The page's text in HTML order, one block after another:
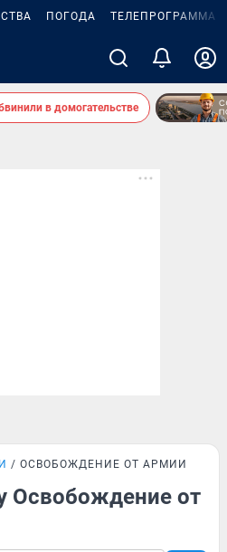
ПОГОДА ТЕЛЕПРОГРАММА
в домогательстве
ОСВОБОЖДЕНИЕ ОТ АРМИИ
Освобождение от